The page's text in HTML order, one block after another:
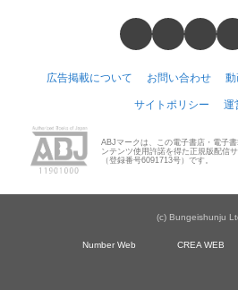
広告掲載について お問い合わせ
サイトポリシー 運
ABJマークは、この電子書店・電子
ンテンツ使用許諾を得た正規版配信
（登録番号6091713号）です。
(c) Bungeishunju
Number Web CREA WEB